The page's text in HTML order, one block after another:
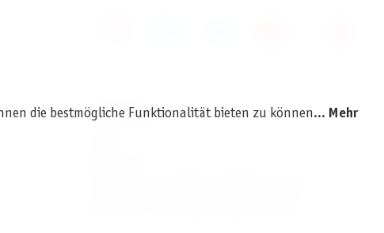
SERVICE
die bestmögliche Funktionalität bieten zu können... Mehr